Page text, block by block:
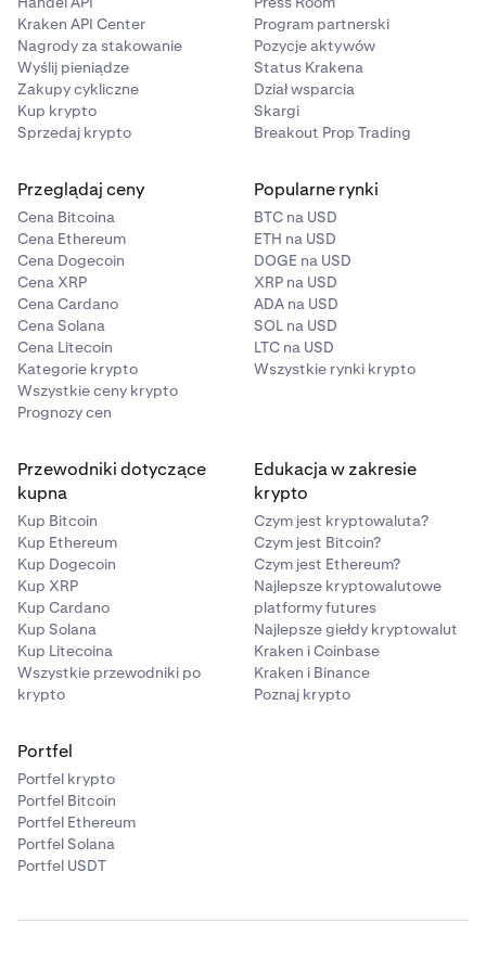
Kraken API Center
Nagrody za stakowanie
Wyślij pieniądze
Zakupy cykliczne
Kup krypto
Sprzedaj krypto
Program partnerski
Pozycje aktywów
Status Krakena
Dział wsparcia
Skargi
Breakout Prop Trading
Przeglądaj ceny
Cena Bitcoina
Cena Ethereum
Cena Dogecoin
Cena XRP
Cena Cardano
Cena Solana
Cena Litecoin
Kategorie krypto
Wszystkie ceny krypto
Prognozy cen
Popularne rynki
BTC na USD
ETH na USD
DOGE na USD
XRP na USD
ADA na USD
SOL na USD
LTC na USD
Wszystkie rynki krypto
Przewodniki dotyczące
kupna
Kup Bitcoin
Kup Ethereum
Kup Dogecoin
Kup XRP
Kup Cardano
Kup Solana
Kup Litecoina
Wszystkie przewodniki po
krypto
Edukacja w zakresie
krypto
Czym jest kryptowaluta?
Czym jest Bitcoin?
Czym jest Ethereum?
Najlepsze kryptowalutowe
platformy futures
Najlepsze giełdy kryptowalut
Kraken i Coinbase
Kraken i Binance
Poznaj krypto
Portfel
Portfel krypto
Portfel Bitcoin
Portfel Ethereum
Portfel Solana
Portfel USDT